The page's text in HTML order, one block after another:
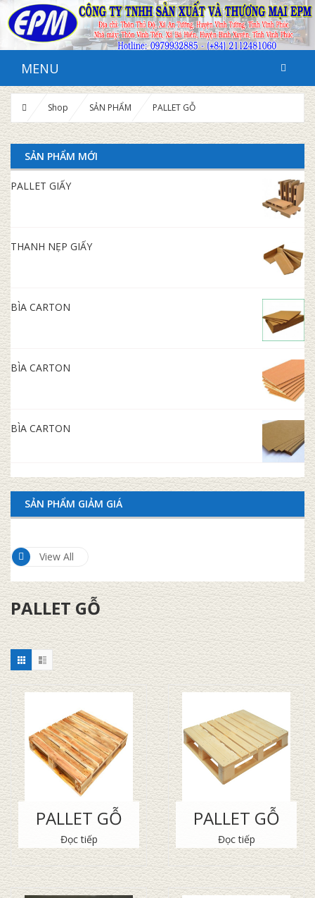
MENU
Shop SẢN PHẨM PALLET GỖ
SẢN PHẨM MỚI
PALLET GIẤY
THANH NẸP GIẤY
BÌA CARTON
BÌA CARTON
BÌA CARTON
SẢN PHẨM GIẢM GIÁ
View All
PALLET GỖ
PALLET GỖ
Đọc tiếp
PALLET GỖ
Đọc tiếp